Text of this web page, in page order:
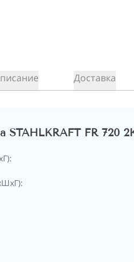
Доставка
STAHLKRAFT FR 720